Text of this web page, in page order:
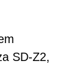
SD-Z2,